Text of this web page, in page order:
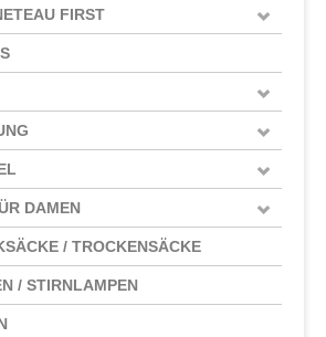
FIRST
DAMEN
/ TROCKENSÄCKE
/ STIRNLAMPEN